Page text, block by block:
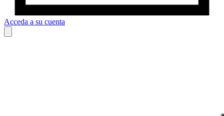
Acceda a su cuenta